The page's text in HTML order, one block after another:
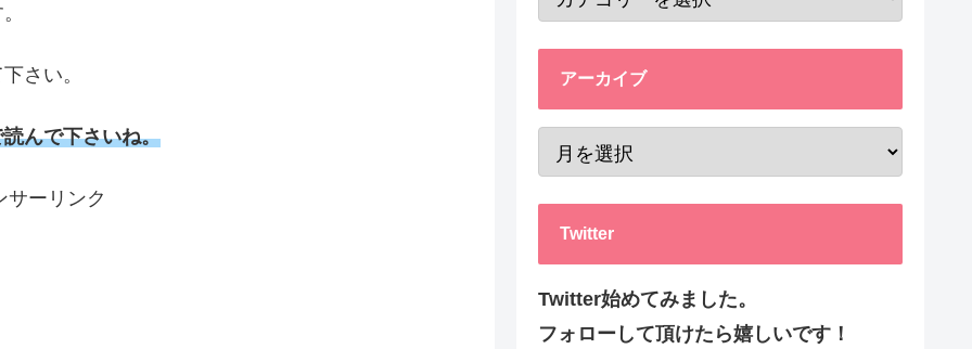
さい。
んで下さいね。
サーリンク
アーカイブ
Twitter
Twitter始めてみました。
フォローして頂けたら嬉しいです！